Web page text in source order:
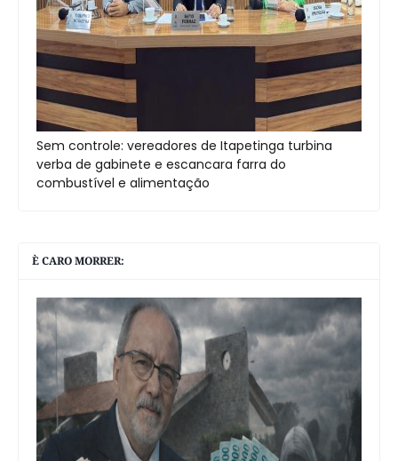
Sem controle: vereadores de Itapetinga turbina
verba de gabinete e escancara farra do
combustível e alimentação
È CARO MORRER: